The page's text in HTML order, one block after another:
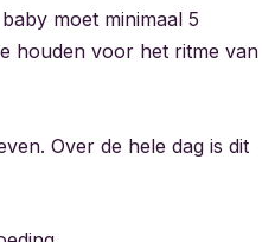
moet minimaal 5
houden voor het ritme van
Over de hele dag is dit